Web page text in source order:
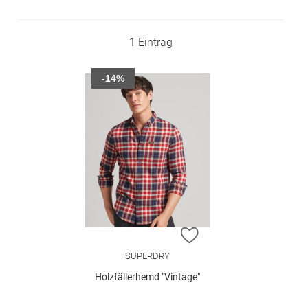
1 Eintrag
ZUR WUNSCHLISTE
SUPERDRY
Holzfällerhemd "Vintage"
-14%